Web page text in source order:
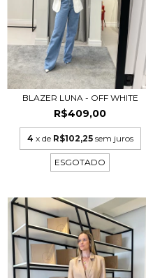
BLAZER LUNA - OFF WHITE
R$409,00
4 x de R$102,25 sem juros
ESGOTADO